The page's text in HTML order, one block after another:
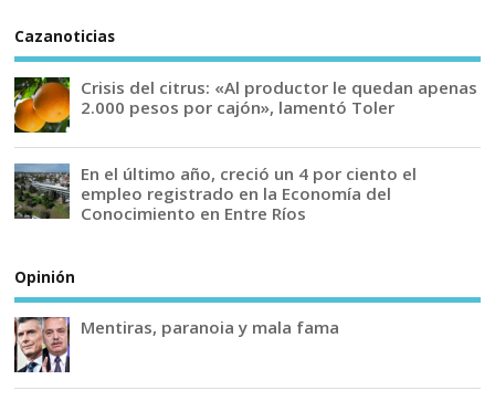
Cazanoticias
Crisis del citrus: «Al productor le quedan apenas
2.000 pesos por cajón», lamentó Toler
En el último año, creció un 4 por ciento el
empleo registrado en la Economía del
Conocimiento en Entre Ríos
Opinión
Mentiras, paranoia y mala fama